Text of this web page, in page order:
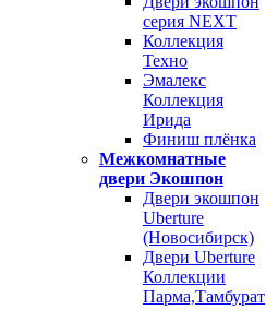
серия NEXT
Коллекция
Техно
Эмалекс
Коллекция
Ирида
Финиш плёнка
Межкомнатные
двери Экошпон
Двери экошпон
Uberture
(Новосибирск)
Двери Uberture
Коллекции
Парма,Тамбурат